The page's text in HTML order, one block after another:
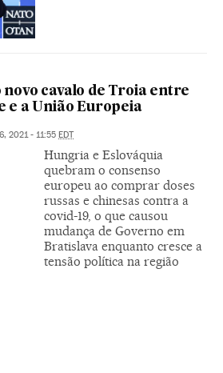
novo cavalo de Troia entre
e a União Europeia
2021 - 11:55 EDT
Hungria e Eslováquia
quebram o consenso
europeu ao comprar doses
russas e chinesas contra a
covid-19, o que causou
mudança de Governo em
Bratislava enquanto cresce a
tensão política na região